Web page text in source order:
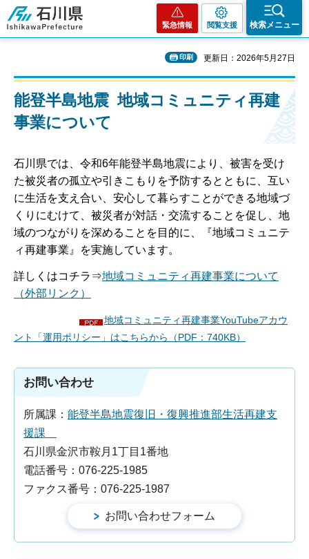
石川県
緊急情報 閲覧支援 検索メニュー
印刷 更新日：2026年5月27日
能登半島地震 地域コミュニティ再建
事業について
石川県では、令和6年能登半島地震により、被害を受け
た被災者の孤立や引きこもりを予防するとともに、互い
に生活を支え合い、安心して暮らすことができる地域づ
くりにむけて、被災者が対話・交流することを促し、地
域のつながりを深めることを目的に、『地域コミュニテ
ィ再建事業』を実施しています。
詳しくはコチラ⇒地域コミュニティ再建事業について
（外部リンク）
地域コミュニティ再建事業YouTubeアカウ
ント「運用ポリシー」はこちらから（PDF：740KB）
お問い合わせ
所属課： 能登半島地震復旧・復興推進部生活再建支
援課
石川県金沢市鞍月1丁目1番地
電話番号：076-225-1985
ファクス番号：076-225-1987